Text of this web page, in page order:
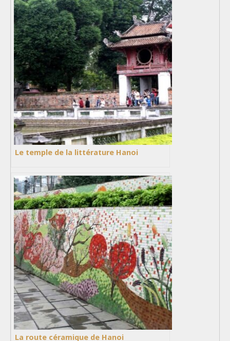
Le temple de la littérature Hanoi
La route céramique de Hanoi